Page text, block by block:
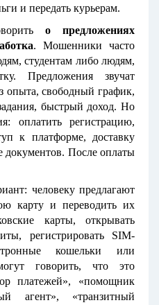
и передать курьерам.
о предложениях
. Мошенники часто
студентам либо людям,
Предложения звучат
опыта, свободный график,
быстрый доход. Но
оплатить регистрацию,
к платформе, доставку
документов. После оплаты
человеку предлагают
карту и переводить их
карты, открывать
регистрировать SIM-
кошельки или
говорить, что это
платежей», «помощник
агент», «транзитный